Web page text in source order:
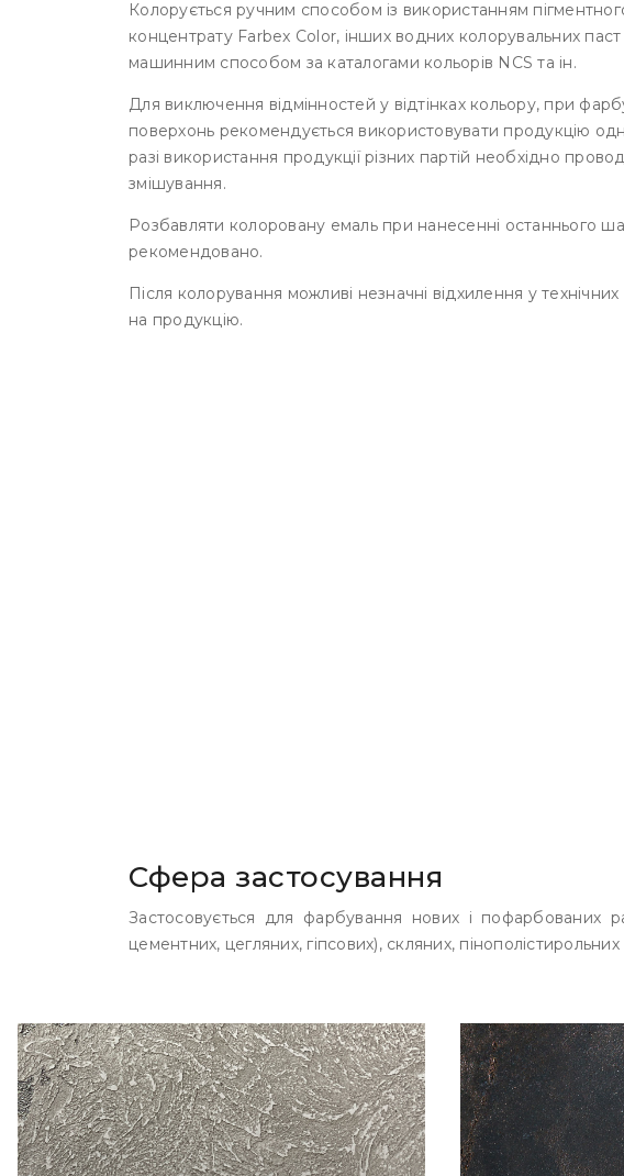
Колорується ручним способом із використанням
концентрату Farbex Color, інших водних колорувальних
машинним способом за каталогами кольорів NCS та ін.
Для виключення відмінностей у відтінках кольору, при
поверхонь рекомендується використовувати продукцію
разі використання продукції різних партій необхідно
змішування.
Розбавляти колоровану емаль при нанесенні останнього
рекомендовано.
Після колорування можливі незначні відхилення у
на продукцію.
Сфера застосування
Застосовується для фарбування нових і пофарбованих
цементних, цегляних, гіпсових), скляних,